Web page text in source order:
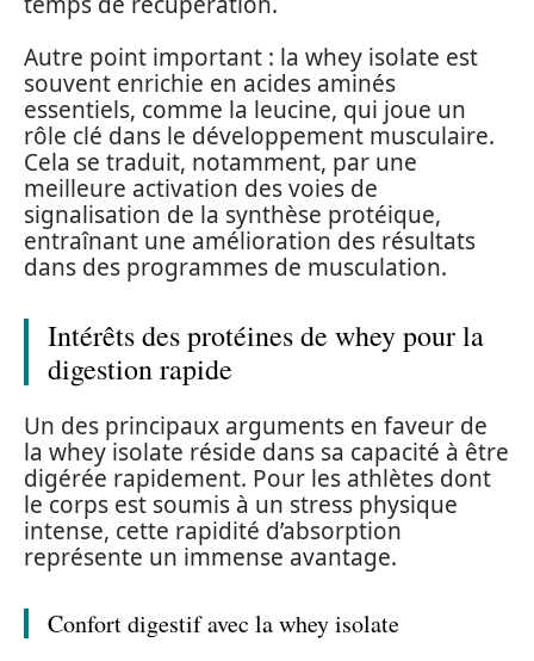
Autre point important : la whey isolate est
souvent enrichie en acides aminés
essentiels, comme la leucine, qui joue un
rôle clé dans le développement musculaire.
Cela se traduit, notamment, par une
meilleure activation des voies de
signalisation de la synthèse protéique,
entraînant une amélioration des résultats
dans des programmes de musculation.
Intérêts des protéines de whey pour la
digestion rapide
Un des principaux arguments en faveur de
la whey isolate réside dans sa capacité à être
digérée rapidement. Pour les athlètes dont
le corps est soumis à un stress physique
intense, cette rapidité d’absorption
représente un immense avantage.
Confort digestif avec la whey isolate